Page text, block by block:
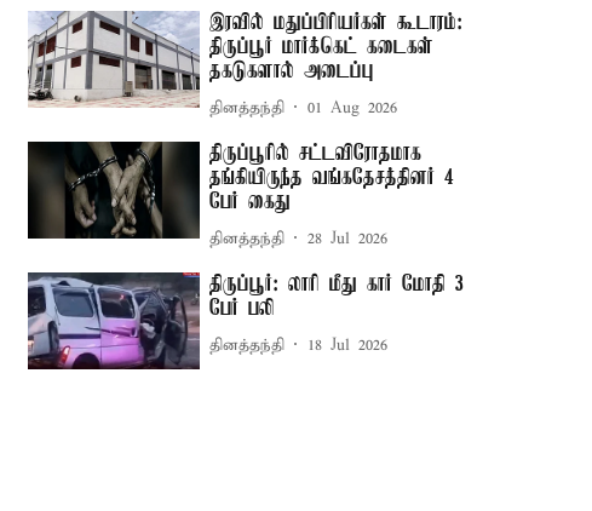
இரவில் மதுப்பிரியர்கள் கூடாரம்:
திருப்பூர் மார்க்கெட் கடைகள்
தகடுகளால் அடைப்பு
தினத்தந்தி 01 Aug 2026
திருப்பூரில் சட்டவிரோதமாக
தங்கியிருந்த வங்கதேசத்தினர் 4
பேர் கைது
தினத்தந்தி 28 Jul 2026
திருப்பூர்: லாரி மீது கார் மோதி 3
பேர் பலி
தினத்தந்தி 18 Jul 2026